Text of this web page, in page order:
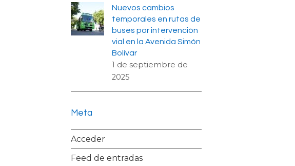
Nuevos cambios
temporales en rutas de
buses por intervención
vial en la Avenida Simón
Bolívar
1 de septiembre de
2025
Meta
Acceder
Feed de entradas